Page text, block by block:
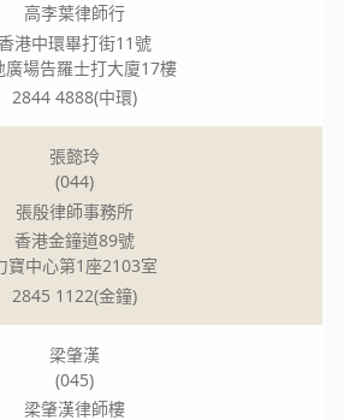
高李葉律師行
港中環畢打街11號
廣場告羅士打大廈17樓
2844 4888(中環)
張懿玲
(044)
張殷律師事務所
香港金鐘道89號
寶中心第1座2103室
2845 1122(金鐘)
梁肇漢
(045)
梁肇漢律師樓